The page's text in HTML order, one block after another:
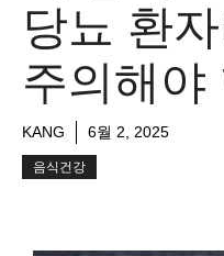
당뇨 환
주의해야
KANG 6월 2, 2025
음식건강